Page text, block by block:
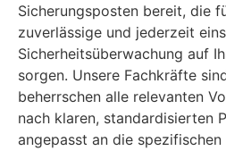
Sicherungsposten bereit, die
zuverlässige und jederzeit
Sicherheitsüberwachung auf
sorgen. Unsere Fachkräfte
beherrschen alle relevanten
nach klaren, standardisierten
angepasst an die